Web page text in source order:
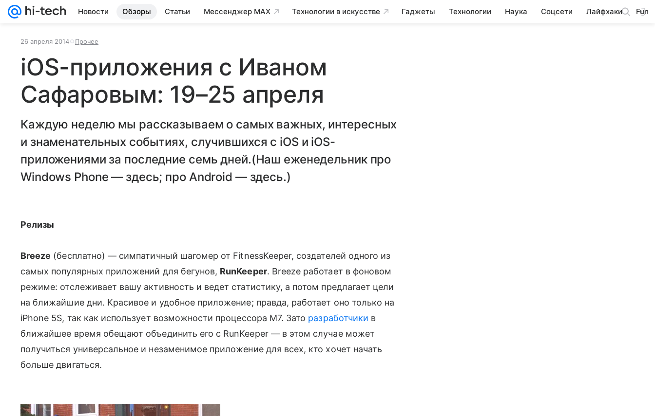
Новости Обзоры Статьи Мессенджер MAX Технологии в искусстве Гаджеты Технологии Наука Соцсети Лайфхаки Fun
26 апреля 2014 Прочее
iOS-приложения с Иваном
Сафаровым: 19–25 апреля
Каждую неделю мы рассказываем о самых важных, интересных
и знаменательных событиях, случившихся с iOS и iOS-
приложениями за последние семь дней.(Наш еженедельник про
Windows Phone — здесь; про Android — здесь.)
Релизы
Breeze (бесплатно) — симпатичный шагомер от FitnessKeeper, создателей одного из
самых популярных приложений для бегунов, RunKeeper. Breeze работает в фоновом
режиме: отслеживает вашу активность и ведет статистику, а потом предлагает цели
на ближайшие дни. Красивое и удобное приложение; правда, работает оно только на
iPhone 5S, так как использует возможности процессора M7. Зато разработчики в
ближайшее время обещают объединить его с RunKeeper — в этом случае может
получиться универсальное и незаменимое приложение для всех, кто хочет начать
больше двигаться.